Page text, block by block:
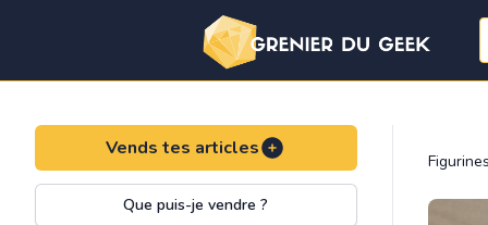
Vends tes articles
Que puis-je vendre ?